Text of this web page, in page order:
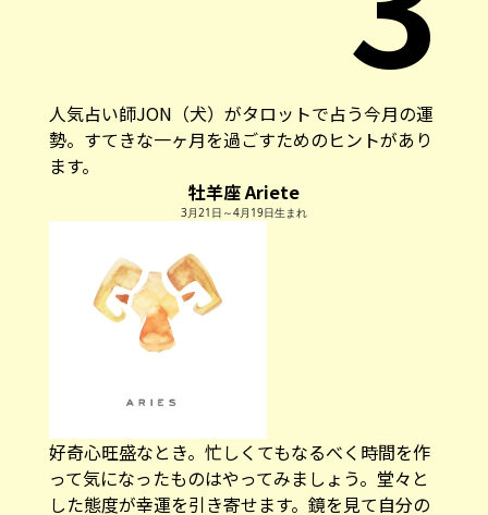
人気占い師JON（犬）がタロットで占う今月の運
勢。すてきな一ヶ月を過ごすためのヒントがあり
ます。
牡羊座 Ariete
3月21日～4月19日生まれ
好奇心旺盛なとき。忙しくてもなるべく時間を作
って気になったものはやってみましょう。堂々と
した態度が幸運を引き寄せます。鏡を見て自分の